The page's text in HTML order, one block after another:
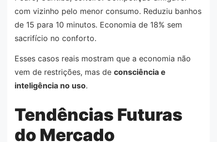
com vizinho pelo menor consumo. Reduziu banhos
de 15 para 10 minutos. Economia de 18% sem
sacrifício no conforto.
Esses casos reais mostram que a economia não
vem de restrições, mas de consciência e
inteligência no uso.
Tendências Futuras
do Mercado